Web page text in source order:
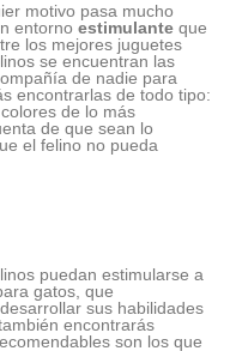
motivo pasa mucho
entorno estimulante que
los mejores juguetes
se encuentran las
de nadie para
encontrarlas de todo tipo:
de lo más
de que sean lo
el felino no pueda
puedan estimularse a
gatos, que
sus habilidades
encontrarás
son los que